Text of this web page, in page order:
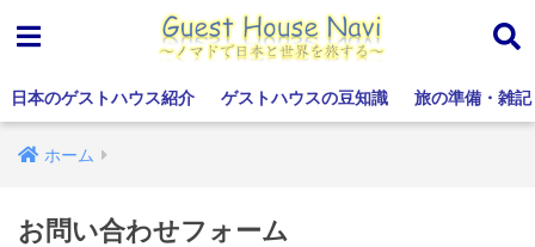
日本のゲストハウス紹介 ゲストハウスの豆知識 旅の準備・雑記
ホーム
お問い合わせフォーム